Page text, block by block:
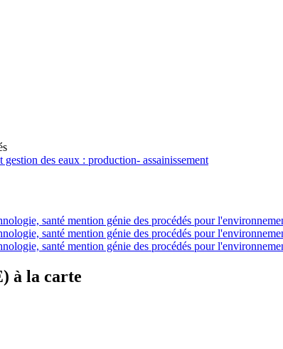
des eaux : production- assainissement
santé mention génie des procédés pour
santé mention génie des procédés pour
santé mention génie des procédés pour
à la carte